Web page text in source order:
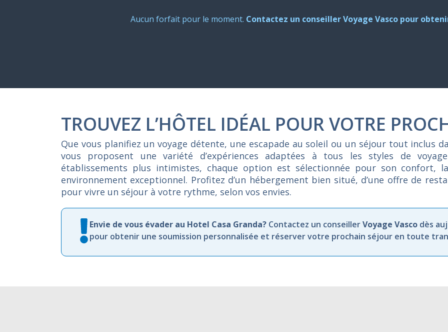
Aucun forfait pour le moment. Contactez un conseiller Voyage Vasco pour
TROUVEZ L’HÔTEL IDÉAL POUR VOTRE
Que vous planifiez unvoyage détente, une escapade au soleil ou un séjour tout inclus
vous proposent unevariété d’expériences adaptées à tous les styles de
établissements plus intimistes, chaque option est sélectionnée pour son confort,
environnement exceptionnel. Profitez d’un hébergement bien situé, d’une offre de
pour vivre un séjour à votre rythme, selon vos envies.
Envie de vous évader au Hotel Casa Granda? Contactez un conseillerVoyage Vasco dès
pour obtenir une soumission personnalisée et réserver votre prochain séjour en toute